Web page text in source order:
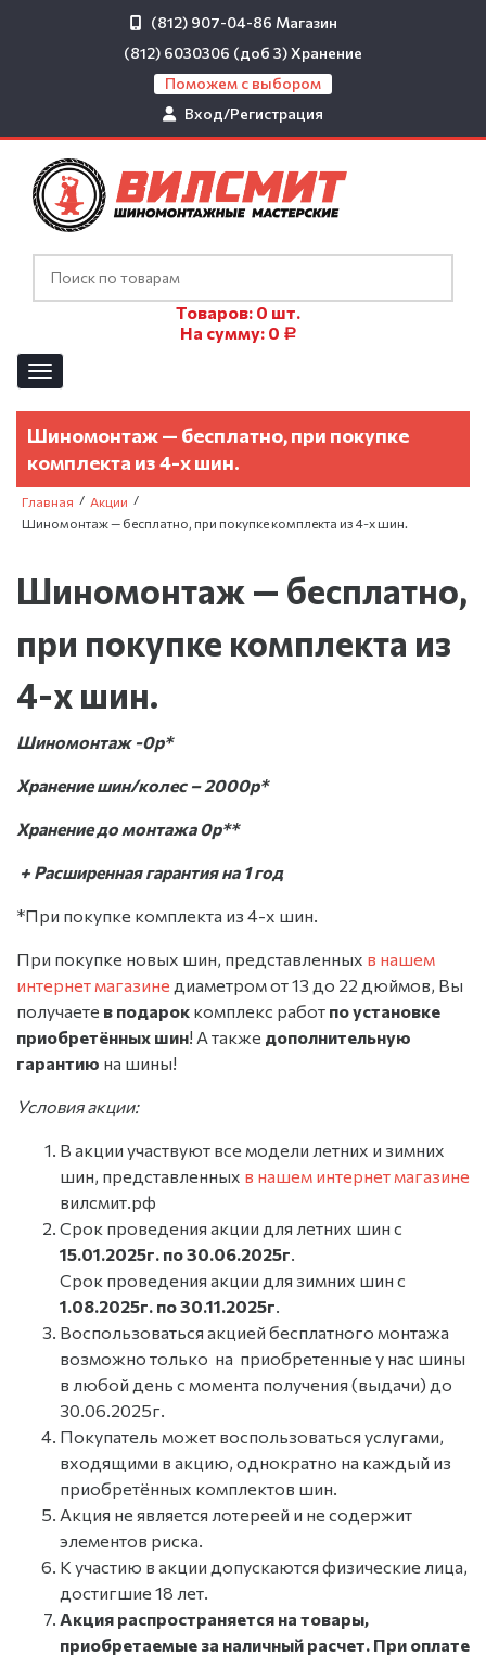
(812) 907-04-86 Магазин
(812) 6030306 (доб 3)Хранение
Поможем с выбором
Вход/Регистрация
Товаров: 0 шт.
На сумму: 0 Р
Шиномонтаж — бесплатно, при покупке
комплекта из 4-х шин.
Главная / Акции /
Шиномонтаж — бесплатно, при покупке комплекта из 4-х шин.
Шиномонтаж — бесплатно,
при покупке комплекта из
4-х шин.
Шиномонтаж -0р*
Хранение шин/колес – 2000р*
Хранение до монтажа 0р**
+ Расширенная гарантия на 1 год
*При покупке комплекта из 4-х шин.
При покупке новых шин, представленных в нашем
интернет магазине диаметром от 13 до 22 дюймов, Вы
получаете в подарок комплекс работ по установке
приобретённых шин! А также дополнительную
гарантию на шины!
Условия акции:
В акции участвуют все модели летних и зимних
шин, представленных в нашем интернет магазине
вилсмит.рф
Срок проведения акции для летних шин с
15.01.2025г. по 30.06.2025г.
Срок проведения акции для зимних шин с
1.08.2025г. по 30.11.2025г.
Воспользоваться акцией бесплатного монтажа
возможно только на приобретенные у нас шины
в любой день с момента получения (выдачи) до
30.06.2025г.
Покупатель может воспользоваться услугами,
входящими в акцию, однократно на каждый из
приобретённых комплектов шин.
Акция не является лотереей и не содержит
элементов риска.
К участию в акции допускаются физические лица,
достигшие 18 лет.
Акция распространяется на товары,
приобретаемые за наличный расчет. При оплате